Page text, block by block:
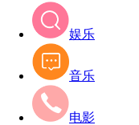
娱乐
音乐
电影